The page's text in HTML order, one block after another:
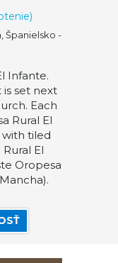
Španielsko -
Infante.
set next
Each
Rural El
tiled
El
Oropesa